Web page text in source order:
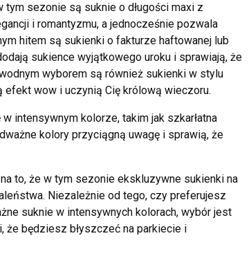
sezonie są suknie o długości maxi z
i romantyzmu, a jednocześnie pozwala
hitem są sukienki o fakturze haftowanej lub
sukience wyjątkowego uroku i sprawiają, że
wyborem są również sukienki w stylu
efekt wow i uczynią Cię królową wieczoru.
intensywnym kolorze, takim jak szkarłatna
kolory przyciągną uwagę i sprawią, że
to, że w tym sezonie ekskluzywne sukienki na
Niezależnie od tego, czy preferujesz
suknie w intensywnych kolorach, wybór jest
że będziesz błyszczeć na parkiecie i